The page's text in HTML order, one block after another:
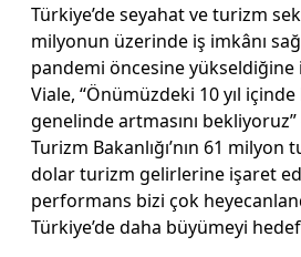
Türkiye’de seyahat ve tu­rizm
milyonun üzerinde iş imkânı
pan­demi öncesine yükseldiğine
Viale, “Önü­müzdeki 10 yıl
genelinde art­masını
Turizm Bakanlığı’nın 61
dolar turizm gelirlerine işa­ret
per­formans bizi çok
Türkiye’de da­ha büyümeyi